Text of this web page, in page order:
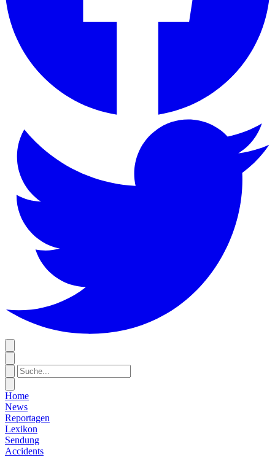
Home
News
Reportagen
Lexikon
Sendung
Accidents